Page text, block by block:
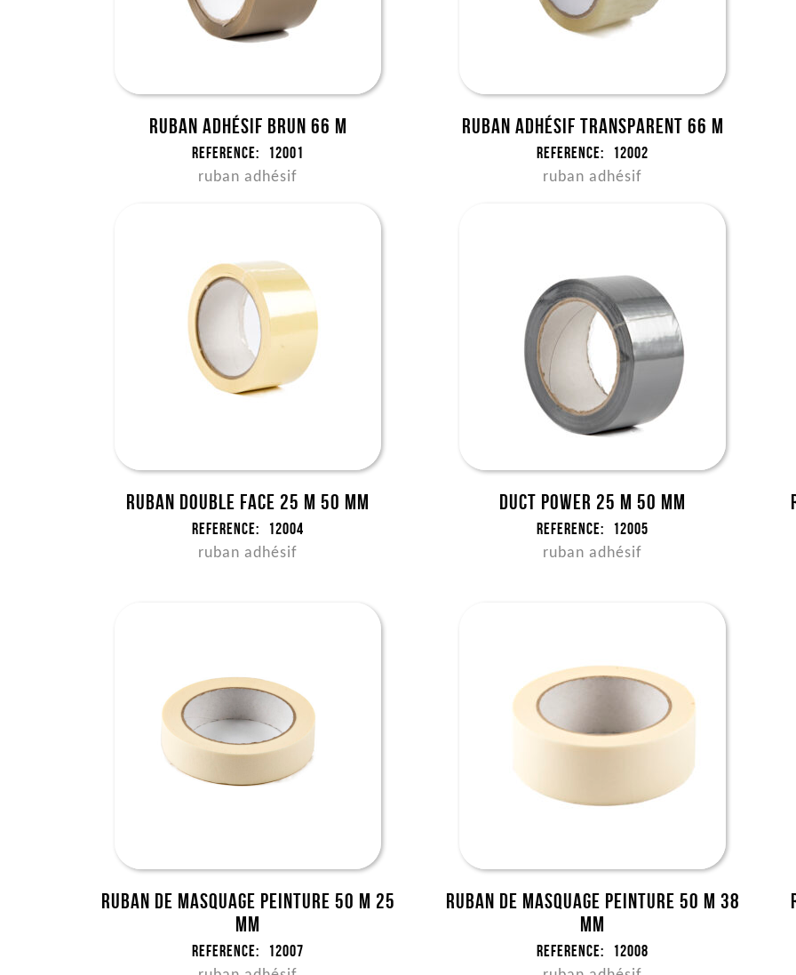
Ruban Adhésif Brun 66 m
Reference: 12001
ruban adhésif
Ruban Adhésif Transparent 66 m
Reference: 12002
ruban adhésif
Ruban double face 25 m 50 mm
Reference: 12004
ruban adhésif
Duct Power 25 m 50 mm
Reference: 12005
ruban adhésif
Ruban de masquage peinture 50 m 25
mm
Reference: 12007
Ruban de masquage peinture 50 m 38
mm
Reference: 12008